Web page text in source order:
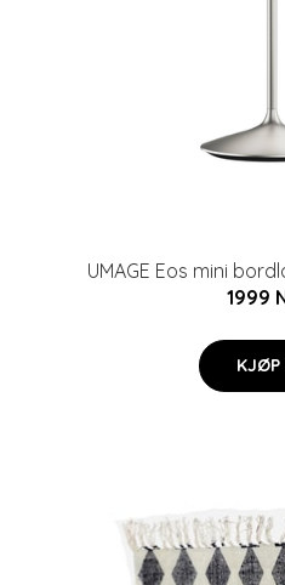
UMAGE Eos mini
1999
KJØP